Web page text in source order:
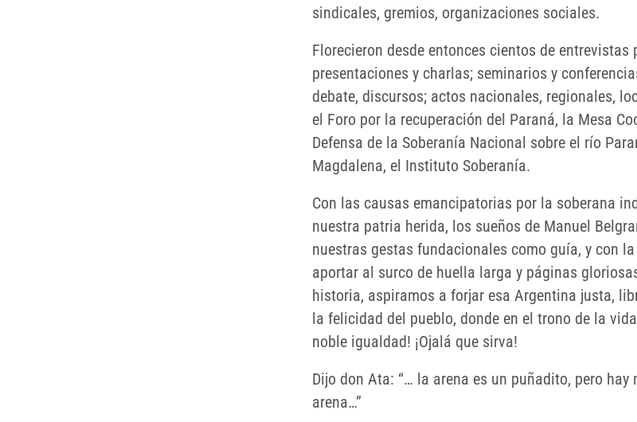
sindicales, gremios, organizaciones sociales.
Florecieron desde entonces cientos de entrevistas
presentaciones y charlas; seminarios y
debate, discursos; actos nacionales, regionales,
el Foro por la recuperación del Paraná, la Mesa
Defensa de la Soberanía Nacional sobre el río
Magdalena, el Instituto Soberanía.
Con las causas emancipatorias por la soberana
nuestra patria herida, los sueños de Manuel
nuestras gestas fundacionales como guía, y con
aportar al surco de huella larga y páginas
historia, aspiramos a forjar esa Argentina justa,
la felicidad del pueblo, donde en el trono de la
noble igualdad! ¡Ojalá que sirva!
Dijo don Ata: “… la arena es un puñadito, pero hay
arena…”